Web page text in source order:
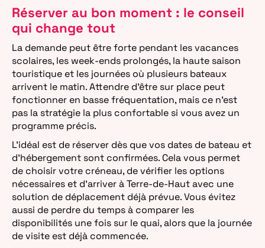
Réserver au bon moment : le conseil
qui change tout
La demande peut être forte pendant les vacances
scolaires, les week-ends prolongés, la haute saison
touristique et les journées où plusieurs bateaux
arrivent le matin. Attendre d’être sur place peut
fonctionner en basse fréquentation, mais ce n’est
pas la stratégie la plus confortable si vous avez un
programme précis.
L’idéal est de réserver dès que vos dates de bateau et
d’hébergement sont confirmées. Cela vous permet
de choisir votre créneau, de vérifier les options
nécessaires et d’arriver à Terre-de-Haut avec une
solution de déplacement déjà prévue. Vous évitez
aussi de perdre du temps à comparer les
disponibilités une fois sur le quai, alors que la journée
de visite est déjà commencée.